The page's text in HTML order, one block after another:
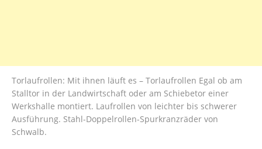
Torlaufrollen: Mit ihnen läuft es – Torlaufrollen Egal ob am
Stalltor in der Landwirtschaft oder am Schiebetor einer
Werkshalle montiert. Laufrollen von leichter bis schwerer
Ausführung. Stahl-Doppelrollen-Spurkranzräder von
Schwalb.